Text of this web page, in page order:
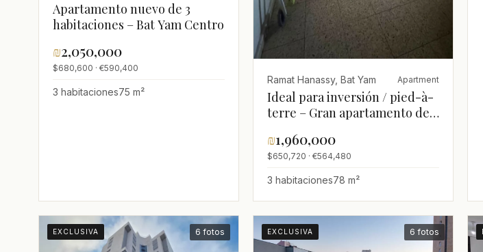
Apartamento nuevo de 3
habitaciones – Bat Yam Centro
₪2,050,000
$680,600 · €590,400
3 habitaciones75 m²
Ramat Hanassy, Bat Yam Apartment
Ideal para inversión / pied-à-
terre – Gran apartamento de 3
ubicación, centro de la
ciudad, Bat Yam
₪1,960,000
$650,720 · €564,480
3 habitaciones78 m²
EXCLUSIVA 6 fotos EXCLUSIVA 6 fotos